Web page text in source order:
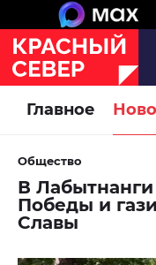
Главное
Общество
В Лабытнанги
Победы и
Славы